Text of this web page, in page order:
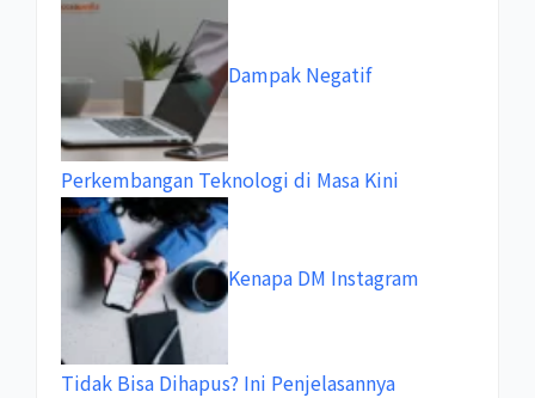
Dampak Negatif
Perkembangan Teknologi di Masa Kini
Kenapa DM Instagram
Tidak Bisa Dihapus? Ini Penjelasannya